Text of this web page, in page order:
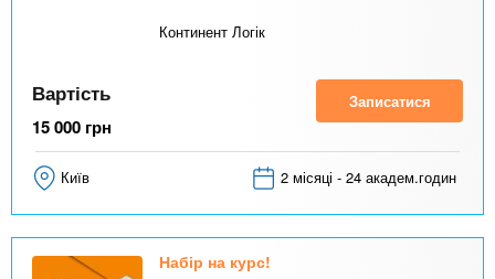
Континент Логік
Вартість
15 000 грн
Записатися
Київ 2 місяці - 24 академ.годин
Набір на курс!